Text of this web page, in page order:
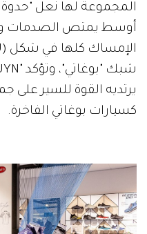
المجموعة لها نعل "حدوة
أوسط يمتص الصدمات
يرتديه القوة للسير على
كسيارات بوغاتي الفاخرة.